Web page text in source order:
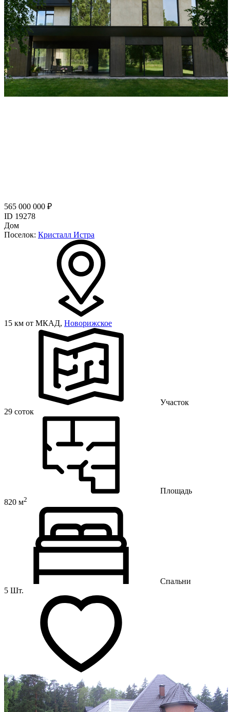
565 000 000 ₽
ID 19278
Дом
Поселок: Кристалл Истра
15 км от МКАД, Новорижское
Участок
29 соток
Площадь
820 м2
Спальни
5 Шт.